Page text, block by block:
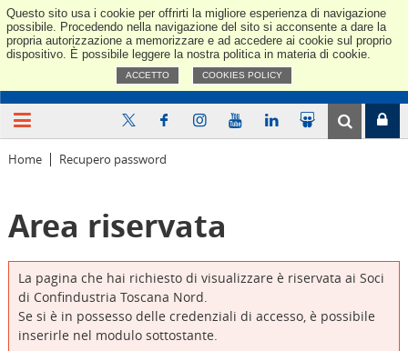
Questo sito usa i cookie per offrirti la migliore esperienza di navigazione
possibile. Procedendo nella navigazione del sito si acconsente a dare la
propria autorizzazione a memorizzare e ad accedere ai cookie sul proprio
dispositivo. È possibile leggere la nostra politica in materia di cookie.
ACCETTO COOKIES POLICY
Home Recupero password
Area riservata
La pagina che hai richiesto di visualizzare è riservata ai Soci
di Confindustria Toscana Nord.
Se si è in possesso delle credenziali di accesso, è possibile
inserirle nel modulo sottostante.